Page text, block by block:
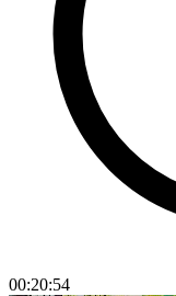
00:20:54